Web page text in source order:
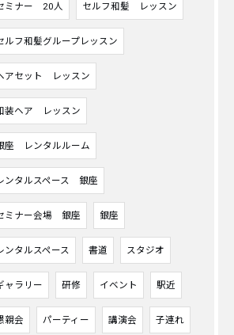
ミナー 20人 セルフ和髪 レッスン
ルフ和髪グループレッスン
アセット レッスン
装ヘア レッスン
座 レンタルルーム
ンタルスペース 銀座
ミナー会場 銀座 銀座
ンタルスペース 書道 スタジオ
ャラリー 研修 イベント 駅近
親会 パーティー 講演会 子連れ